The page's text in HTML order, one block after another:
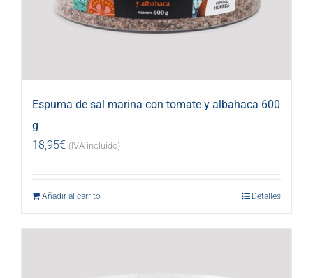
Espuma de sal marina con tomate y albahaca 600
g
18,95€ (IVA incluido)
Añadir al carrito Detalles